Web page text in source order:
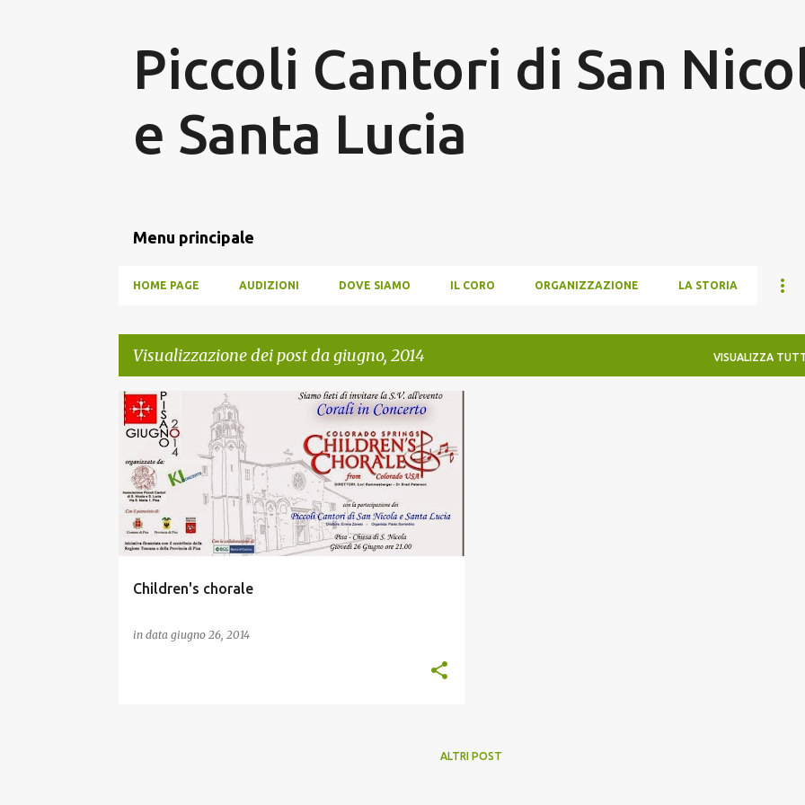
Piccoli Cantori di San
e Santa Lucia
Menu principale
HOME PAGE AUDIZIONI DOVE SIAMO IL CORO ORGANIZZAZIONE LA STORIA
Visualizzazione dei post da giugno, 2014 VISUALIZZA
P
o
s
t
Children's chorale
in data giugno 26, 2014
ALTRI POST